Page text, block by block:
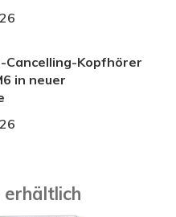
Cancelling-Kopfhörer
in neuer